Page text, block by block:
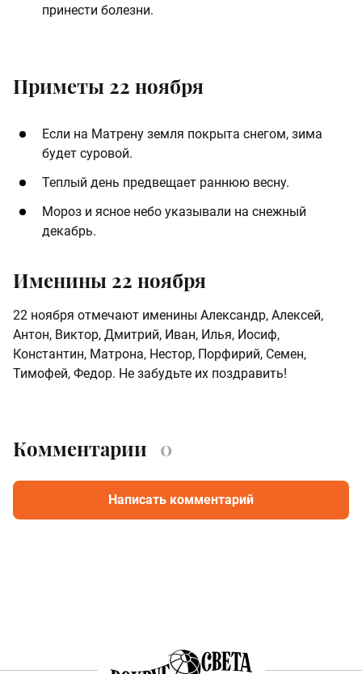
принести болезни.
Приметы 22 ноября
Если на Матрену земля покрыта снегом, зима
будет суровой.
Теплый день предвещает раннюю весну.
Мороз и ясное небо указывали на снежный
декабрь.
Именины 22 ноября
22 ноября отмечают именины Александр, Алексей,
Антон, Виктор, Дмитрий, Иван, Илья, Иосиф,
Константин, Матрона, Нестор, Порфирий, Семен,
Тимофей, Федор. Не забудьте их поздравить!
Комментарии 0
Написать комментарий